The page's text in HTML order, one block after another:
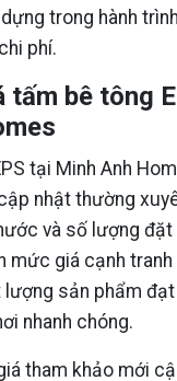
trong hành
phí.
tấm bê tông
tại Minh Anh
nhật thường
và số lượng đặt
mức giá cạnh tranh
lượng sản phẩm
nhanh chóng.
tham khảo mới